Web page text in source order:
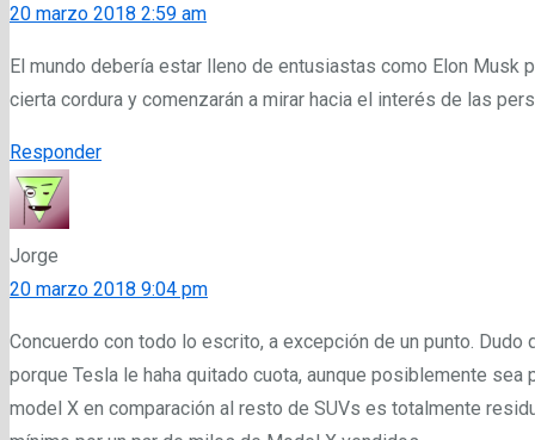
20 marzo 2018 2:59 am
El mundo debería estar lleno de entusiastas como Elon Musk
cierta cordura y comenzarán a mirar hacia el interés de las
Responder
Jorge
20 marzo 2018 9:04 pm
Concuerdo con todo lo escrito, a excepción de un punto.
porque Tesla le haha quitado cuota, aunque posiblemente
model X en comparación al resto de SUVs es totalmente